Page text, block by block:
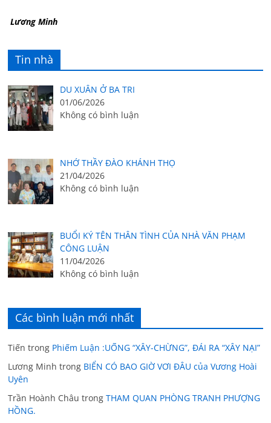
Lương Minh
Tin nhà
DU XUÂN Ở BA TRI
01/06/2026
Không có bình luận
NHỚ THẦY ĐÀO KHÁNH THỌ
21/04/2026
Không có bình luận
BUỔI KÝ TÊN THÂN TÌNH CỦA NHÀ VĂN PHẠM
CÔNG LUẬN
11/04/2026
Không có bình luận
Các bình luận mới nhất
Tiến trong Phiếm Luận :UỐNG “XÂY-CHỪNG”, ĐÁI RA “XÂY NẠI”
Lương Minh trong BIỂN CÓ BAO GIỜ VƠI ĐÂU của Vương Hoài
Uyên
Trần Hoành Châu trongTHAM QUAN PHÒNG TRANH PHƯỢNG
HỒNG.